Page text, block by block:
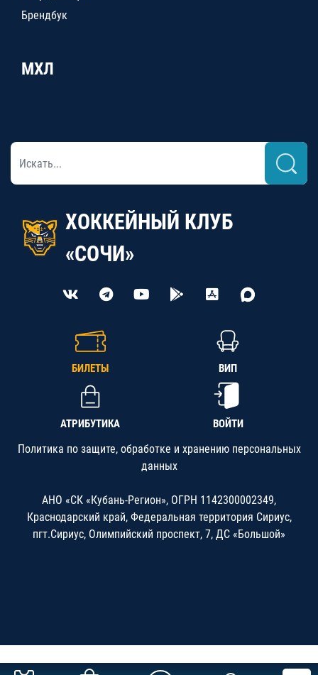
Брендбук
МХЛ
ХОККЕЙНЫЙ КЛУБ
«СОЧИ»
БИЛЕТЫ ВИП
АТРИБУТИКА ВОЙТИ
Политика по защите, обработке и хранению персональных
данных
АНО «СК «Кубань-Регион», ОГРН 1142300002349,
Краснодарский край, Федеральная территория Сириус,
пгт.Сириус, Олимпийский проспект, 7, ДС «Большой»